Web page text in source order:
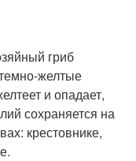
гриб
желтые
и опадает,
сохраняется на
крестовнике,